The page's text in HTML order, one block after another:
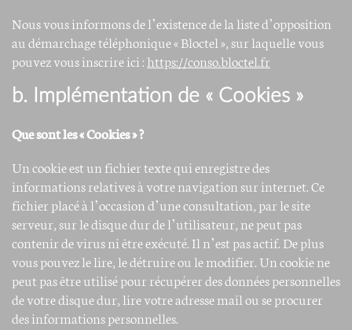
Nous vous informons de l’existence de la liste d’opposition
au démarchage téléphonique « Bloctel », sur laquelle vous
pouvez vous inscrire ici : https://conso.bloctel.fr
b. Implémentation de « Cookies »
Que sont les « Cookies » ?
Un cookie est un fichier texte qui enregistre des
informations relatives à votre navigation sur internet. Ce
fichier placé à l’occasion d’une consultation, par le site
serveur, sur le disque dur de l’utilisateur, ne peut pas
contenir de virus ni être exécuté. Il n’est pas actif. De plus
vous pouvez le lire, le détruire ou le modifier. Un cookie ne
peut pas être utilisé pour récupérer des données personnelles
de votre disque dur, lire votre adresse mail ou se procurer
des informations personnelles.